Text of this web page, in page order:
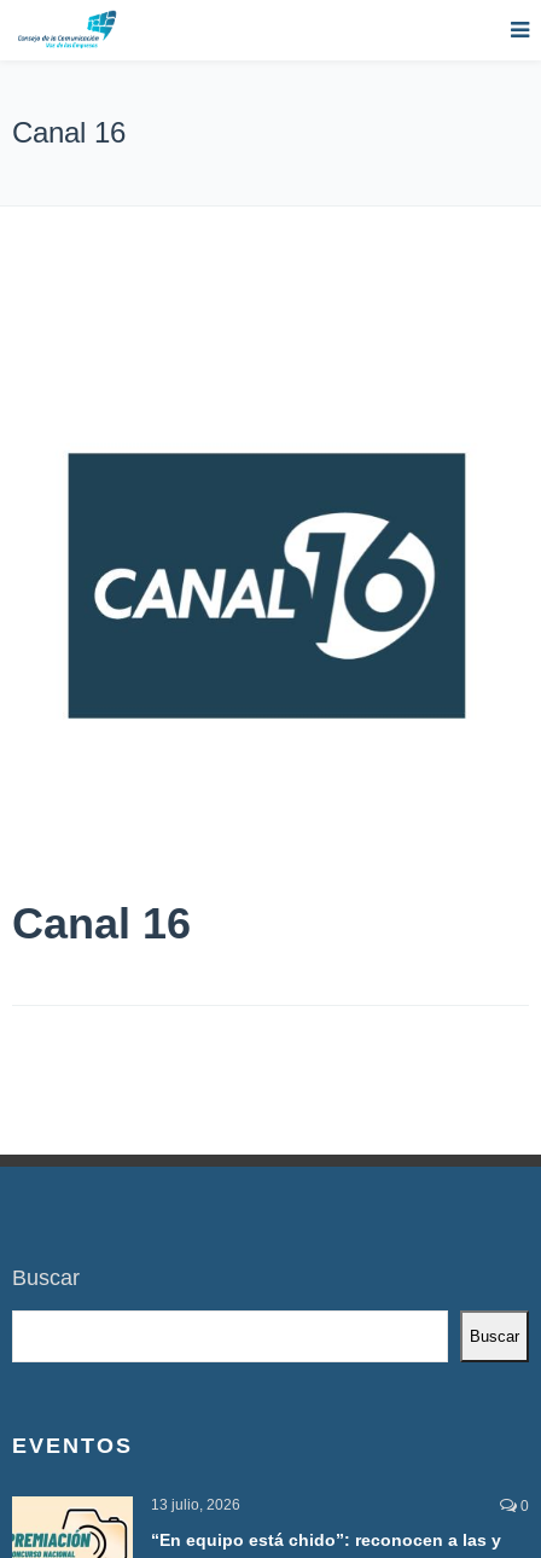
Canal 16
Canal 16
Buscar
Buscar
EVENTOS
13 julio, 2026 0
“En equipo está chido”: reconocen a las y